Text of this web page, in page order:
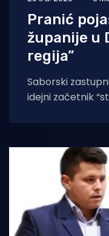
Pranić
županije u
regija”
Saborski
idejni začetnik
jučer